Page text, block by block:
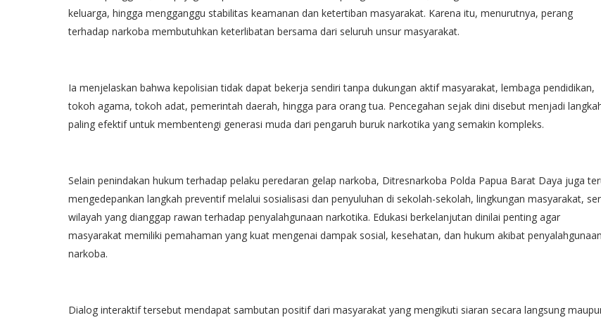
keluarga, hingga mengganggu stabilitas keamanan dan ketertiban masyarakat. Karena itu, menurutnya, perang
terhadap narkoba membutuhkan keterlibatan bersama dari seluruh unsur masyarakat.
Ia menjelaskan bahwa kepolisian tidak dapat bekerja sendiri tanpa dukungan aktif masyarakat, lembaga pendidikan,
tokoh agama, tokoh adat, pemerintah daerah, hingga para orang tua. Pencegahan sejak dini disebut menjadi
paling efektif untuk membentengi generasi muda dari pengaruh buruk narkotika yang semakin kompleks.
Selain penindakan hukum terhadap pelaku peredaran gelap narkoba, Ditresnarkoba Polda Papua Barat Daya juga
mengedepankan langkah preventif melalui sosialisasi dan penyuluhan di sekolah-sekolah, lingkungan masyarakat,
wilayah yang dianggap rawan terhadap penyalahgunaan narkotika. Edukasi berkelanjutan dinilai penting agar
masyarakat memiliki pemahaman yang kuat mengenai dampak sosial, kesehatan, dan hukum akibat penyalahgunaan
narkoba.
Dialog interaktif tersebut mendapat sambutan positif dari masyarakat yang mengikuti siaran secara langsung